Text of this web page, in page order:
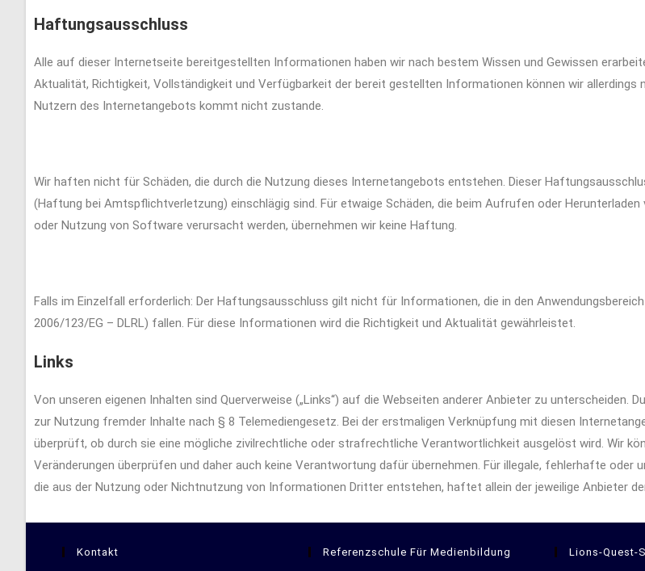
Haftungsausschluss
Alle auf dieser Internetseite bereitgestellten Informationen haben wir nach bestem Wissen und Gewissen
Aktualität, Richtigkeit, Vollständigkeit und Verfügbarkeit der bereit gestellten Informationen können wir allerdings
Nutzern des Internetangebots kommt nicht zustande.
Wir haften nicht für Schäden, die durch die Nutzung dieses Internetangebots entstehen. Dieser
(Haftung bei Amtspflichtverletzung) einschlägig sind. Für etwaige Schäden, die beim Aufrufen oder
oder Nutzung von Software verursacht werden, übernehmen wir keine Haftung.
Falls im Einzelfall erforderlich: Der Haftungsausschluss gilt nicht für Informationen, die in den
2006/123/EG – DLRL) fallen. Für diese Informationen wird die Richtigkeit und Aktualität gewährleistet.
Links
Von unseren eigenen Inhalten sind Querverweise („Links“) auf die Webseiten anderer Anbieter zu unterscheiden.
zur Nutzung fremder Inhalte nach § 8 Telemediengesetz. Bei der erstmaligen Verknüpfung mit diesen
überprüft, ob durch sie eine mögliche zivilrechtliche oder strafrechtliche Verantwortlichkeit ausgelöst wird. Wir
Veränderungen überprüfen und daher auch keine Verantwortung dafür übernehmen. Für illegale, fehlerhafte oder
die aus der Nutzung oder Nichtnutzung von Informationen Dritter entstehen, haftet allein der jeweilige Anbieter
Kontakt Referenzschule Für Medienbildung Lions-Quest-